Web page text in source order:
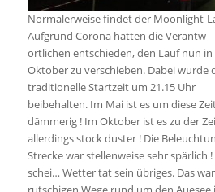
Normalerweise findet der Moonlight-
Aufgrund Corona hatten die Verantw
ortlichen entschieden, den Lauf nun in
Oktober zu verschieben. Dabei wurde
traditionelle Startzeit um 21.15 Uhr
beibehalten. Im Mai ist es um diese
dämmerig ! Im Oktober ist es zu der
allerdings stock duster ! Die
Strecke war stellenweise sehr spärlich !
schei… Wetter tat sein übriges. Das